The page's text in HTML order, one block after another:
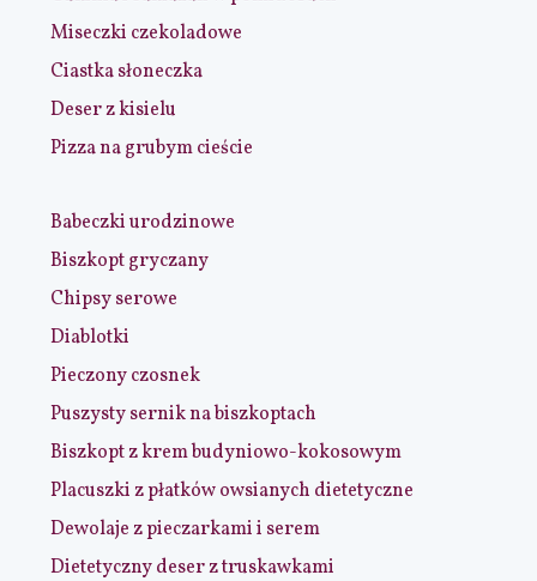
Miseczki czekoladowe
Ciastka słoneczka
Deser z kisielu
Pizza na grubym cieście
Babeczki urodzinowe
Biszkopt gryczany
Chipsy serowe
Diablotki
Pieczony czosnek
Puszysty sernik na biszkoptach
Biszkopt z krem budyniowo-kokosowym
Placuszki z płatków owsianych dietetyczne
Dewolaje z pieczarkami i serem
Dietetyczny deser z truskawkami